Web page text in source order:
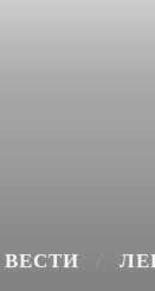
ВЕСТИ